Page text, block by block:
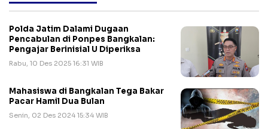
Polda Jatim Dalami Dugaan
Pencabulan di Ponpes Bangkalan:
Pengajar Berinisial U Diperiksa
Rabu, 10 Des 2025 16:31 WIB
Mahasiswa di Bangkalan Tega Bakar
Pacar Hamil Dua Bulan
Senin, 02 Des 2024 15:34 WIB